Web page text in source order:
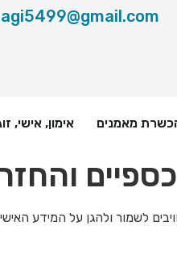
מאמנים אימון, אישי,
לשמור ולהגן על המידע